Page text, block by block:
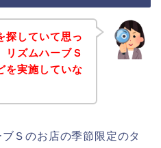
探していて思っ
リズムハーブＳ
を実施していな
Ｓのお店の季節限定のタ